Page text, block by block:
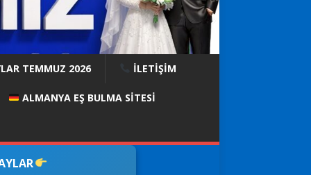
TEMMUZ 2026 İLETİŞİM
ALMANYA EŞ BULMA SITESI